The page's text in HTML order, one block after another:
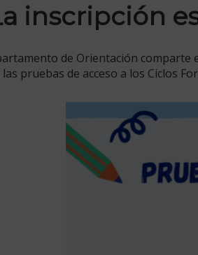
inscripción
de Orientación
las pruebas de acceso a los Ciclos